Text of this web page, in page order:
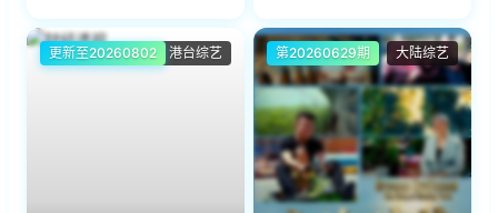
港台综艺
更新至20260802 大陆综艺
第20260629期